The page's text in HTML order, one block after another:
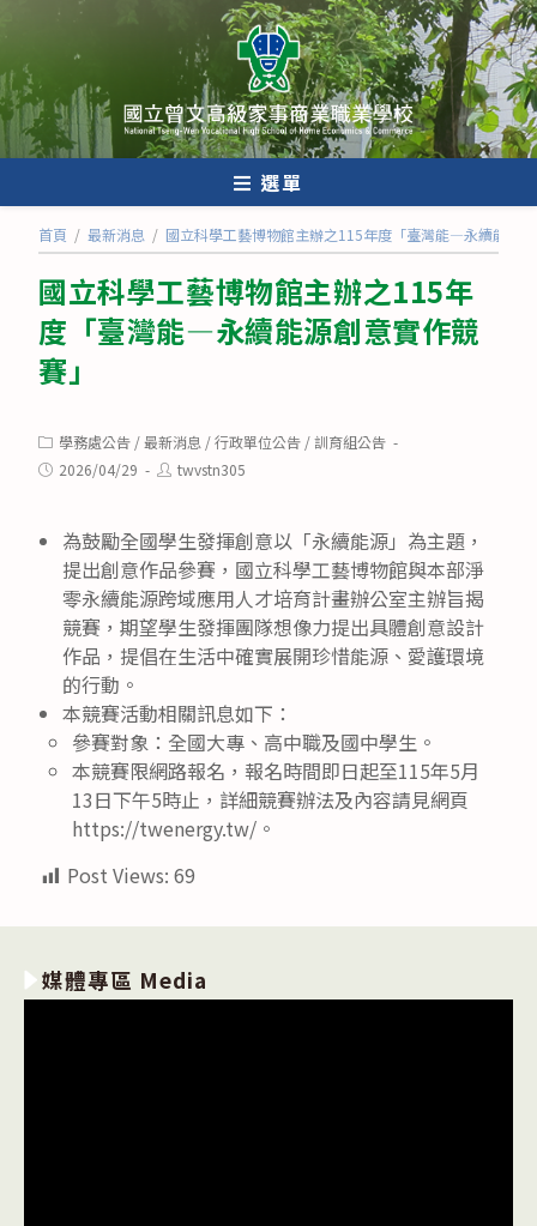
轉
至
主
要
內
選單
首頁 / 最新消息 / 國立科學工藝博物館主辦之115年度「臺灣能―永續能源
國立科學工藝博物館主辦之115年
度「臺灣能―永續能源創意實作競
賽」
Post
category:
學務處公告 /最新消息 /行政單位公告 /訓育組公告
Post2026/04/29
Posttwvstn305
為鼓勵全國學生發揮創意以「永續能源」為主題，
提出創意作品參賽，國立科學工藝博物館與本部淨
零永續能源跨域應用人才培育計畫辦公室主辦旨揭
競賽，期望學生發揮團隊想像力提出具體創意設計
作品，提倡在生活中確實展開珍惜能源、愛護環境
的行動。
本競賽活動相關訊息如下：
參賽對象：全國大專、高中職及國中學生。
本競賽限網路報名，報名時間即日起至115年5月
13日下午5時止，詳細競賽辦法及內容請見網頁
https://twenergy.tw/。
Post Views: 69
媒體專區 Media